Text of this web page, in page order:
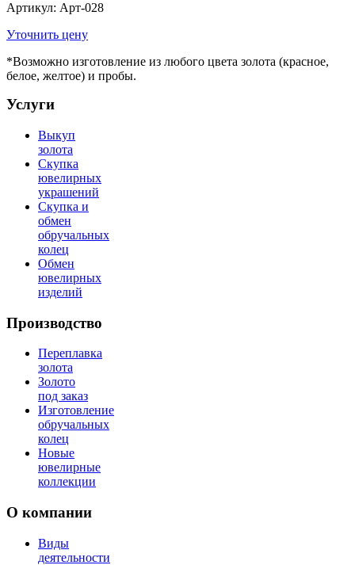
Артикул: Арт-028
Уточнить цену
*Возможно изготовление из любого цвета золота (красное,
белое, желтое) и пробы.
Услуги
Выкуп
золота
Скупка
ювелирных
украшений
Скупка и
обмен
обручальных
колец
Обмен
ювелирных
изделий
Производство
Переплавка
золота
Золото
под заказ
Изготовление
обручальных
колец
Новые
ювелирные
коллекции
О компании
Виды
деятельности